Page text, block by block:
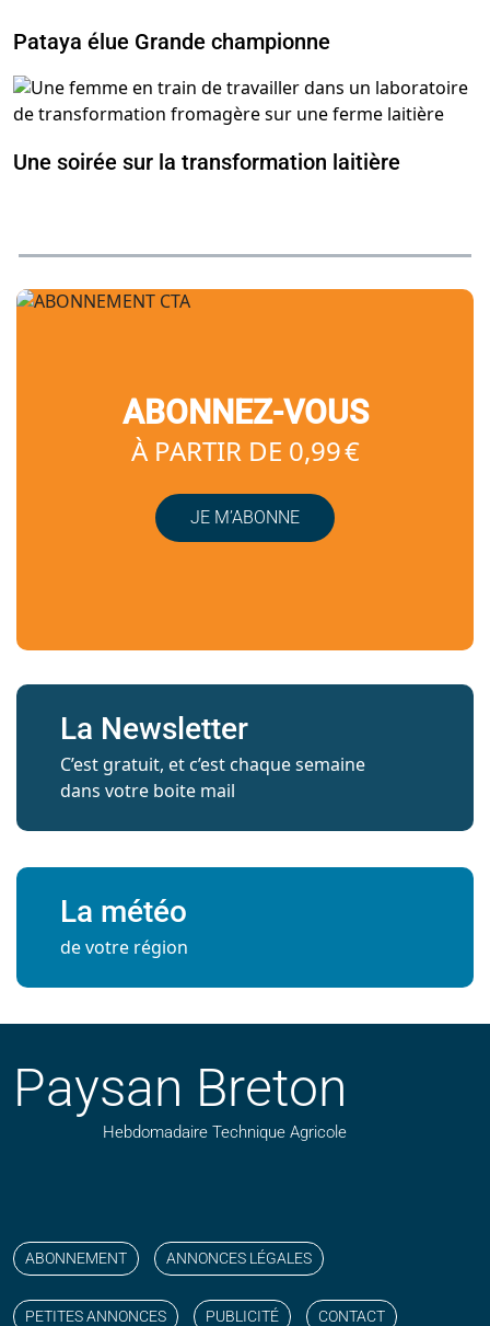
Pataya élue Grande championne
Une soirée sur la transformation laitière
ABONNEZ-VOUS
À PARTIR DE 0,99 €
JE M’ABONNE
La Newsletter
C’est gratuit, et c’est chaque semaine
dans votre boite mail
La météo
de votre région
Paysan Breton
Hebdomadaire Technique Agricole
ABONNEMENT ANNONCES LÉGALES
PETITES ANNONCES PUBLICITÉ CONTACT